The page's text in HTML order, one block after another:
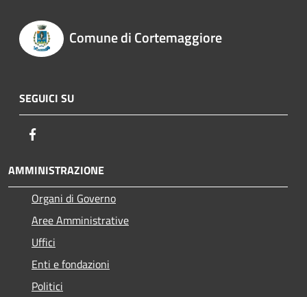
Comune di Cortemaggiore
SEGUICI SU
AMMINISTRAZIONE
Organi di Governo
Aree Amministrative
Uffici
Enti e fondazioni
Politici